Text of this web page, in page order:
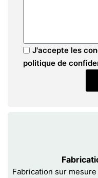
J'accepte les
politique de
Fabrication sur